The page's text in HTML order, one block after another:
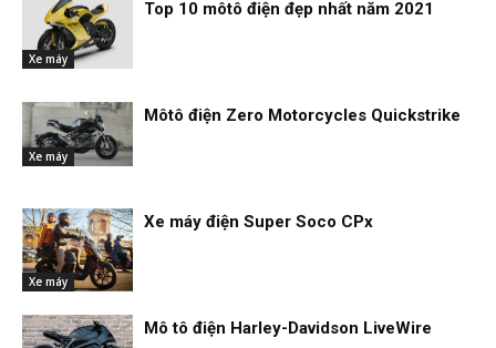
Xe máy
Top 10 môtô điện đẹp nhất năm 2021
Xe máy
Môtô điện Zero Motorcycles Quickstrike
Xe máy
Xe máy điện Super Soco CPx
Mô tô điện Harley-Davidson LiveWire